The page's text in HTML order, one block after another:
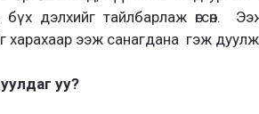
дэлхийг тайлбарлаж өгсөн.
харахаар ээж санагдана гэж
уу?